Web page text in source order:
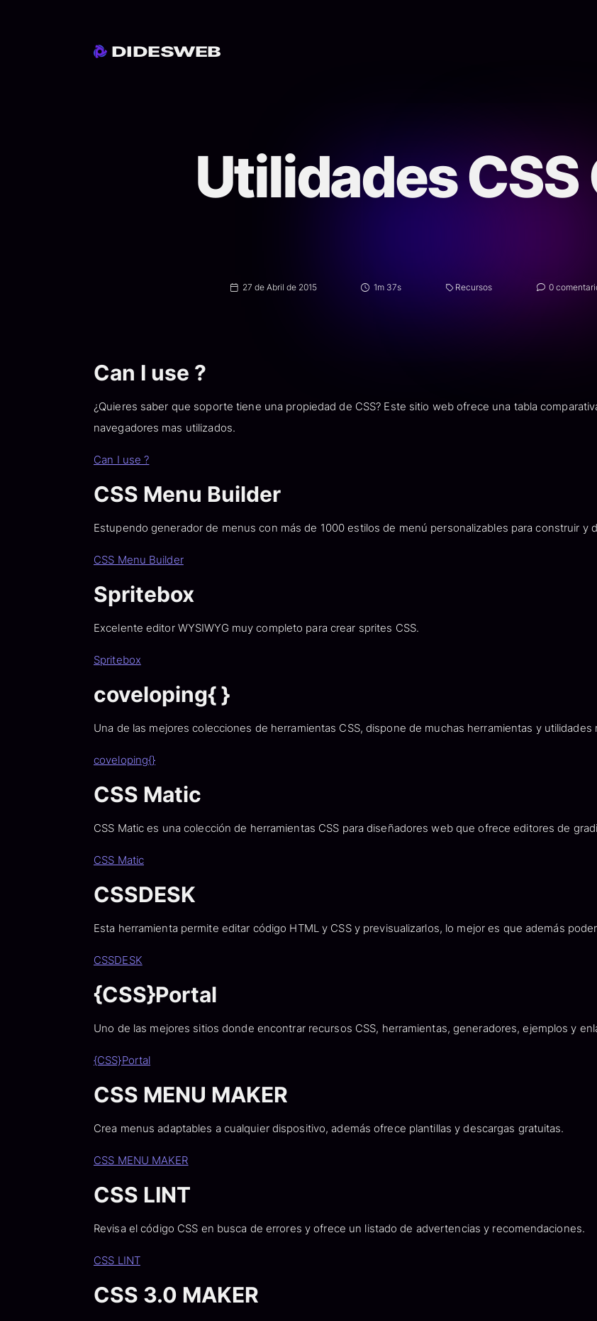
DIDESWEB
Utilidades CSS
27 de Abril de 2015 1m 37s Recursos 0
Can I use ?
¿Quieres saber que soporte tiene una propiedad de CSS? Este sitio web ofrece una tabla
navegadores mas utilizados.
Can I use ?
CSS Menu Builder
Estupendo generador de menus con más de 1000 estilos de menú personalizables para construir y
CSS Menu Builder
Spritebox
Excelente editor WYSIWYG muy completo para crear sprites CSS.
Spritebox
coveloping{ }
Una de las mejores colecciones de herramientas CSS, dispone de muchas herramientas y
coveloping{}
CSS Matic
CSS Matic es una colección de herramientas CSS para diseñadores web que ofrece editores de
CSS Matic
CSSDESK
Esta herramienta permite editar código HTML y CSS y previsualizarlos, lo mejor es que además
CSSDESK
{CSS}Portal
Uno de las mejores sitios donde encontrar recursos CSS, herramientas, generadores, ejemplos y
{CSS}Portal
CSS MENU MAKER
Crea menus adaptables a cualquier dispositivo, además ofrece plantillas y descargas gratuitas.
CSS MENU MAKER
CSS LINT
Revisa el código CSS en busca de errores y ofrece un listado de advertencias y recomendaciones.
CSS LINT
CSS 3.0 MAKER